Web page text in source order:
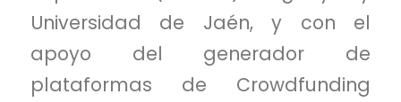
Universidad de Jaén, y con el
apoyo del generador de
plataformas de Crowdfunding